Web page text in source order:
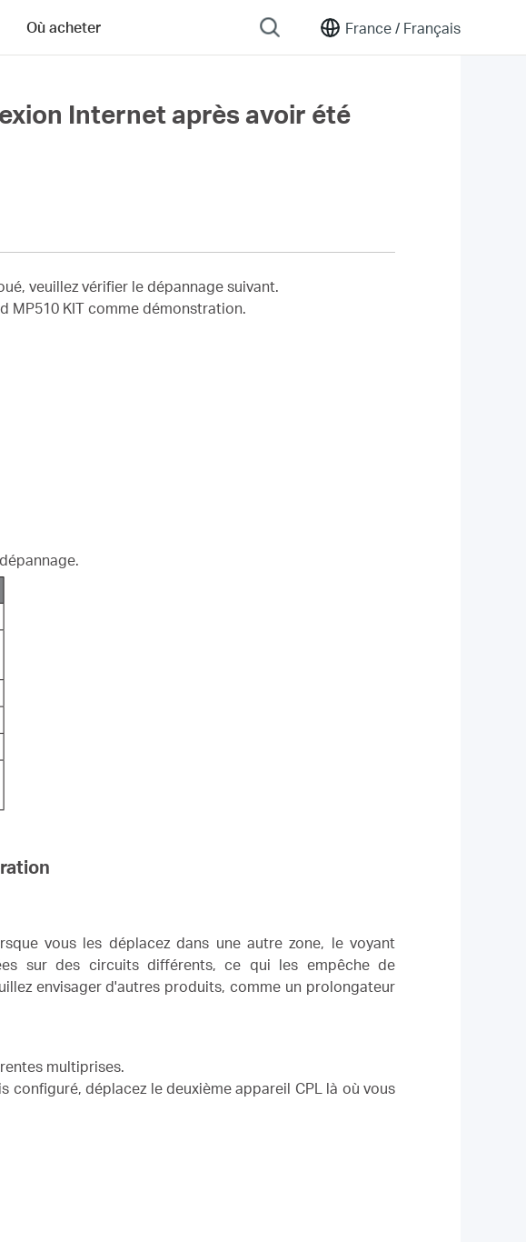
France / Français
Où acheter
Internet après avoir été
veuillez vérifier le dépannage suivant.
MP510 KIT comme démonstration.
vous les déplacez dans une autre zone, le voyant
sur des circuits différents, ce qui les empêche de
envisager d'autres produits, comme un prolongateur
multiprises.
configuré, déplacez le deuxième appareil CPL là où vous